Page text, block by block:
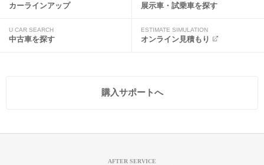
カーラインアップ 展示車・試乗車を探す
U CAR SEARCH
中古車を探す
ESTIMATE SIMULATION
オンライン見積もり
購入サポートへ
AFTER SERVICE